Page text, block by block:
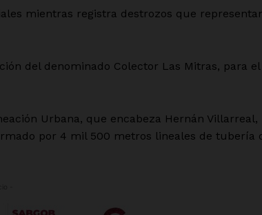
mientras registra destrozos que
del denominado Colector Las Mitras, para el
Urbana, que encabeza Hernán Villarreal,
por 4 mil 500 metros lineales de tubería